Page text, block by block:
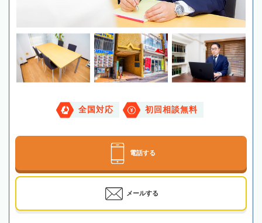
全国対応 初回相談無料
電話する
メールする